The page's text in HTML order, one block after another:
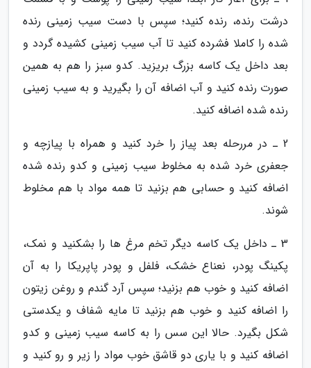
درشت رنده، رنده کنید؛ سپس با دست سیب زمینی رنده
شده را کاملا فشرده کنید تا آب سیب زمینی کشیده گردد و
بعد داخل یک کاسه بزرگ بریزید. کدو سبز را هم به همین
صورت رنده کنید و آب اضافه آن را بگیرید و به سیب زمینی
رنده شده اضافه کنید.
2 ـ در مررحله بعد پیاز را خرد کنید و همراه با پیازچه و
جعفری خرد شده به مخلوط سیب زمینی و کدو رنده شده
اضافه کنید و حسابی هم بزنید تا همه مواد با هم مخلوط
شوند.
3 ـ داخل یک کاسه دیگر تخم مرغ ها را بشکنید و نمک،
پکینگ پودر، نعناع خشک، فلفل و پودر پاپریکا را به آن
اضافه کنید و خوب هم بزنید؛ سپس آرد گندم و روغن زیتون
را اضافه کنید و خوب هم بزنید تا مایه شفاف و یکدستی
شکل بگیرد. حالا این سس را به کاسه سیب زمینی و کدو
اضافه کنید و با یاری دو قاشق خوب مواد را زیر و رو کنید و